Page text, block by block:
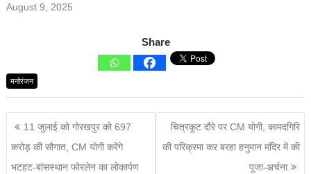
August 9, 2025
Share
मनोरंजन
11 जुलाई को गोरखपुर को 697
करोड़ की सौगात, CM योगी करेंगे
भटहट-बांसस्थान फोरलेन का लोकार्पण
चित्रकूट दौरे पर CM योगी, कामदगिरि
की परिक्रमा कर बरहा हनुमान मंदिर में की
पूजा-अर्चना